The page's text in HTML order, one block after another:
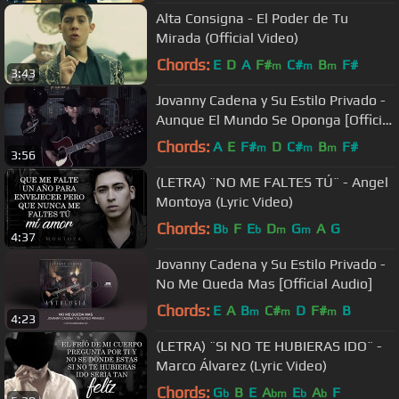
3:43
Alta Consigna - El Poder de Tu
Mirada (Official Video)
Chords: E D A F#m C#m Bm F#
3:56
Jovanny Cadena y Su Estilo Privado -
Aunque El Mundo Se Oponga [Official
Video]
Chords: A E F#m D C#m Bm F#
4:37
(LETRA) ¨NO ME FALTES TÚ¨ - Angel
Montoya (Lyric Video)
Chords: Bb F Eb Dm Gm A G
4:23
Jovanny Cadena y Su Estilo Privado -
No Me Queda Mas [Official Audio]
Chords: E A Bm C#m D F#m B
(LETRA) ¨SI NO TE HUBIERAS IDO¨ -
Marco Álvarez (Lyric Video)
Chords: Gb B E Abm Eb Ab F